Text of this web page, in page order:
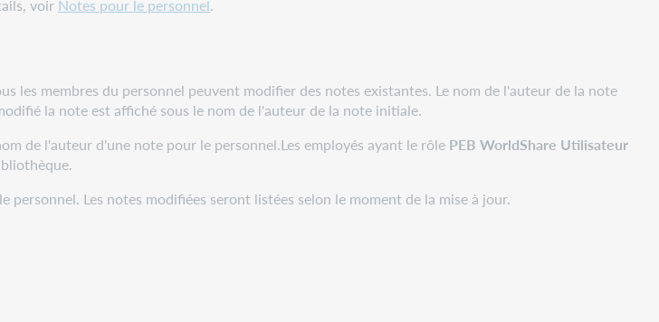
voir Notes pour le personnel.
les membres du personnel peuvent modifier des notes existantes. Le nom de l'auteur de la note
la note est affiché sous le nom de l'auteur de la note initiale.
de l'auteur d'une note pour le personnel.Les employés ayant le rôle PEB WorldShare Utilisateur
Les notes modifiées seront listées selon le moment de la mise à jour.